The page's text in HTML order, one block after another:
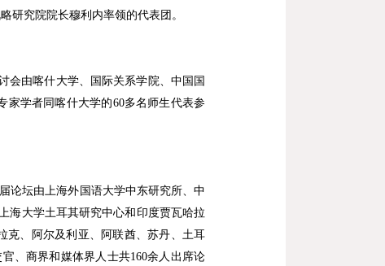
研究院院长穆利内率领的代表团。
会由喀什大学、国际关系学院、中国国
家学者同喀什大学的60多名师生代表参
论坛由上海外国语大学中东研究所、中
海大学土耳其研究中心和印度贾瓦哈拉
克、阿尔及利亚、阿联酋、苏丹、土耳
、商界和媒体界人士共160余人出席论